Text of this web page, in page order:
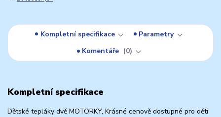
Kompletní specifikace
Parametry
Komentáře
0
Kompletní specifikace
Dětské tepláky dvě MOTORKY, Krásné cenově dostupné pro děti